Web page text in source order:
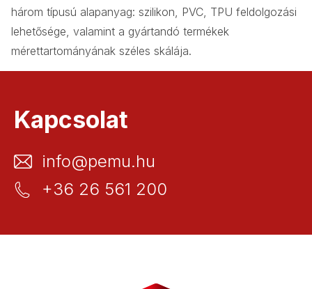
három típusú alapanyag: szilikon, PVC, TPU feldolgozási
lehetősége, valamint a gyártandó termékek
mérettartományának széles skálája.
Kapcsolat
info@pemu.hu
+36 26 561 200